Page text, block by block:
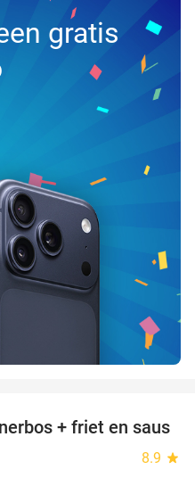
gratis
37%
+ friet en saus
8.9 star